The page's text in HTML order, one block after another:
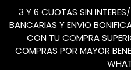
3 Y 6 CUOTAS SIN
BANCARIAS Y ENVIO
CON TU COMPRA
COMPRAS POR MAYOR